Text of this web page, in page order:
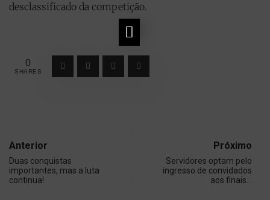
desclassificado da competição.
0
SHARES
Anterior
Duas conquistas
importantes, mas a luta
continua!
Próximo
Servidores optam pelo
ingresso de convidados
aos finais…